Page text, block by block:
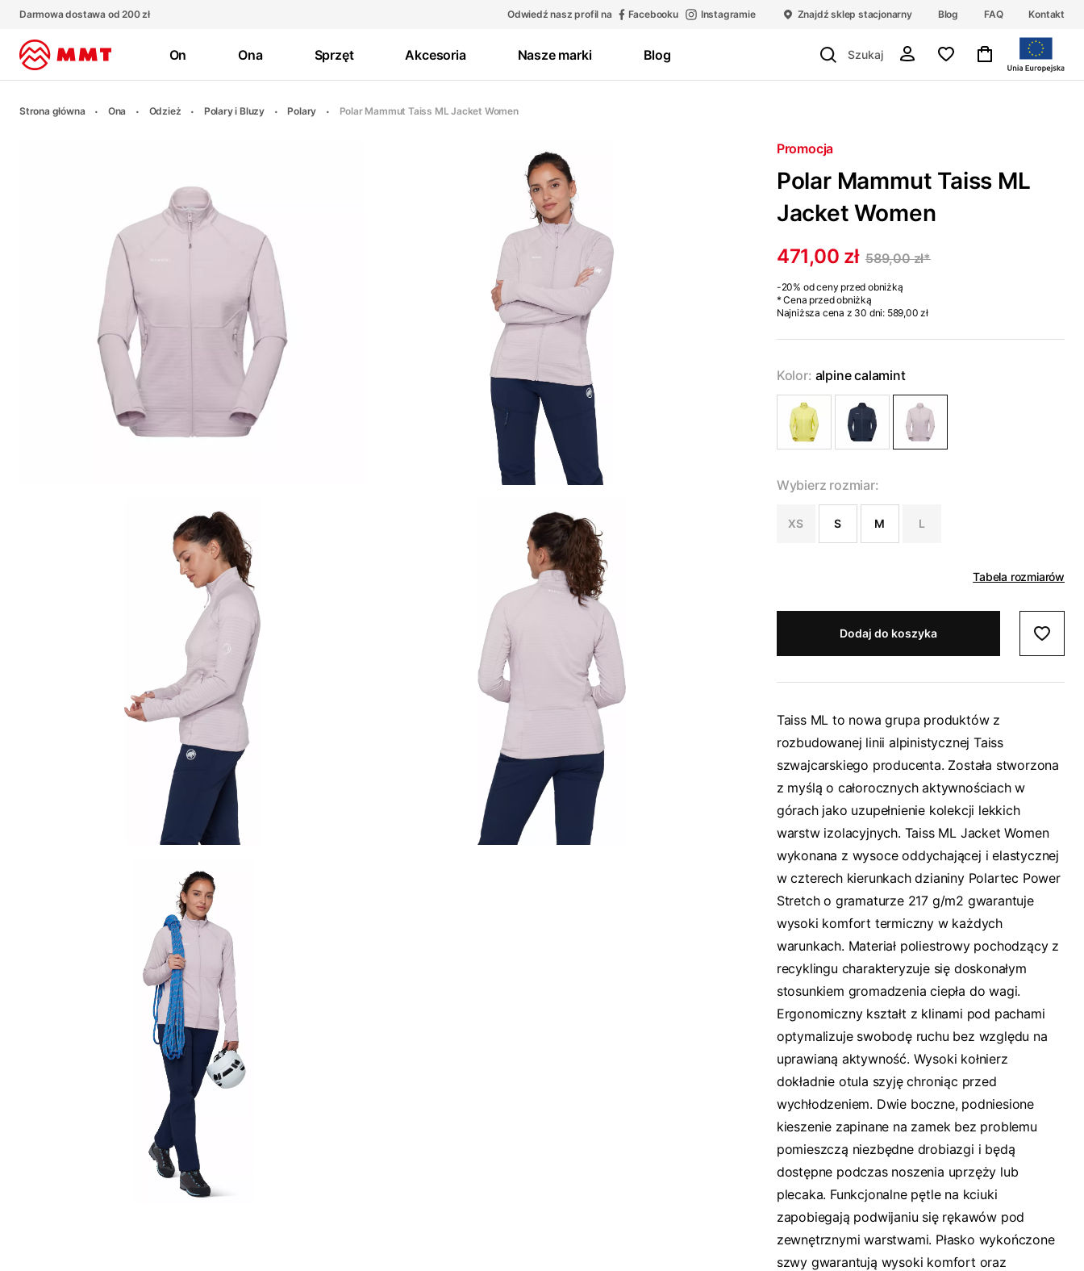
Darmowa dostawa od 200 zł Odwiedź nasz profil na Facebooku Instagramie Znajdź sklep stacjonarny Blog FAQ Kontakt
On Ona Sprzęt Akcesoria Nasze marki Blog
Strona główna Ona Odzież Polary i Bluzy Polary Polar Mammut Taiss ML Jacket Women
Promocja
Polar Mammut Taiss ML
Jacket Women
471,00 zł 589,00 zł*
-20% od ceny przed obniżką
* Cena przed obniżką
Najniższa cena z 30 dni: 589,00 zł
Kolor: alpine calamint
Wybierz rozmiar:
XS S M L
Tabela rozmiarów
Dodaj do koszyka
Taiss ML to nowa grupa produktów z
rozbudowanej linii alpinistycznej Taiss
szwajcarskiego producenta. Została stworzona
z myślą o całorocznych aktywnościach w
górach jako uzupełnienie kolekcji lekkich
warstw izolacyjnych. Taiss ML Jacket Women
wykonana z wysoce oddychającej i elastycznej
w czterech kierunkach dzianiny Polartec Power
Stretch o gramaturze 217 g/m2 gwarantuje
wysoki komfort termiczny w każdych
warunkach. Materiał poliestrowy pochodzący z
recyklingu charakteryzuje się doskonałym
stosunkiem gromadzenia ciepła do wagi.
Ergonomiczny kształt z klinami pod pachami
optymalizuje swobodę ruchu bez względu na
uprawianą aktywność. Wysoki kołnierz
dokładnie otula szyję chroniąc przed
wychłodzeniem. Dwie boczne, podniesione
kieszenie zapinane na zamek bez problemu
pomieszczą niezbędne drobiazgi i będą
dostępne podczas noszenia uprzęży lub
plecaka. Funkcjonalne pętle na kciuki
zapobiegają podwijaniu się rękawów pod
zewnętrznymi warstwami. Płasko wykończone
szwy gwarantują wysoki komfort oraz